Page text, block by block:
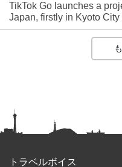
TikTok Go launches a
Japan, firstly in Kyoto
トラベルボイス